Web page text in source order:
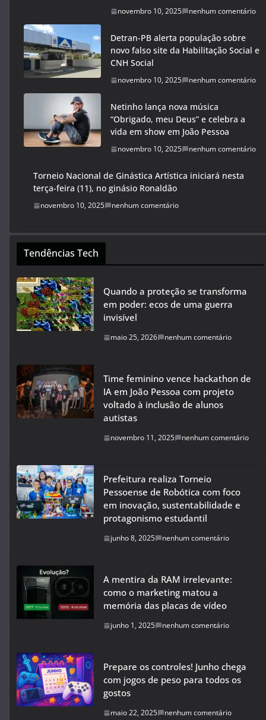
novembro 10, 2025 nenhum comentário
Detran-PB alerta população sobre
novo falso site da Habilitação Social e
CNH Social
novembro 10, 2025 nenhum comentário
Netinho lança nova música
“Obrigado, meu Deus” e celebra a
vida em show em João Pessoa
novembro 10, 2025 nenhum comentário
Torneio Nacional de Ginástica Artística iniciará nesta
terça-feira (11), no ginásio Ronaldão
novembro 10, 2025 nenhum comentário
Tendências Tech
Quando a proteção se transforma
em poder: ecos de uma guerra
invisível
maio 25, 2026 nenhum comentário
Time feminino vence hackathon de
IA em João Pessoa com projeto
voltado à inclusão de alunos
autistas
novembro 11, 2025 nenhum comentário
Prefeitura realiza Torneio
Pessoense de Robótica com foco
em inovação, sustentabilidade e
protagonismo estudantil
junho 8, 2025 nenhum comentário
A mentira da RAM irrelevante:
como o marketing matou a
memória das placas de vídeo
junho 1, 2025 nenhum comentário
Prepare os controles! Junho chega
com jogos de peso para todos os
gostos
maio 22, 2025 nenhum comentário